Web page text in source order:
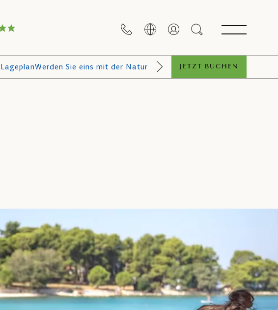
JETZT BUCHEN
LageplanWerden Sie eins mit der Natur